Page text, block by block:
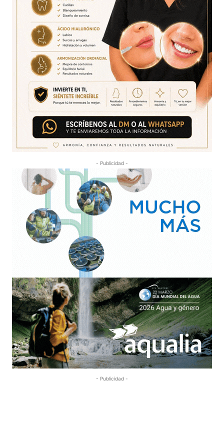
- Publicidad -
- Publicidad -